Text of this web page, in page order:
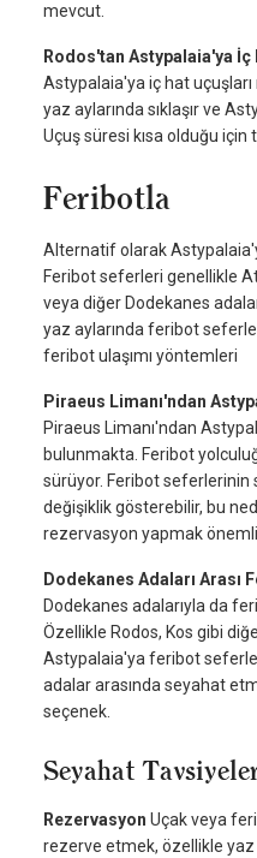
mevcut.
Rodos'tan Astypalaia'ya İç
Astypalaia'ya iç hat
yaz aylarında sıklaşır ve
Uçuş süresi kısa olduğu
Feribotla
Alternatif olarak
Feribot seferleri genellikle
veya diğer Dodekanes
yaz aylarında feribot
feribot ulaşımı yöntemleri
Piraeus Limanı'ndan
Piraeus Limanı'ndan
bulunmakta. Feribot
sürüyor. Feribot seferlerinin
değişiklik gösterebilir, bu
rezervasyon yapmak
Dodekanes Adaları Arası
Dodekanes adalarıyla da
Özellikle Rodos, Kos gibi
Astypalaia'ya feribot
adalar arasında seyahat
seçenek.
Seyahat
Rezervasyon Uçak veya
rezerve etmek, özellikle yaz